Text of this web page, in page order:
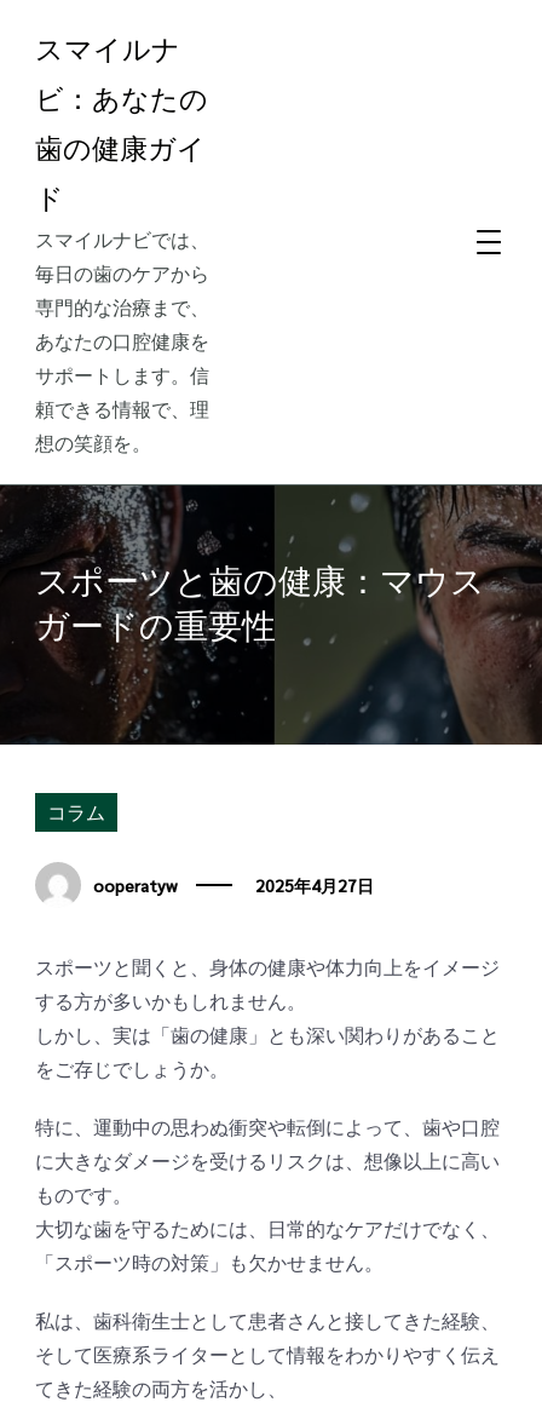
スマイルナ
ビ：あなたの
歯の健康ガイ
ド
スマイルナビでは、
毎日の歯のケアから
専門的な治療まで、
あなたの口腔健康を
サポートします。信
頼できる情報で、理
想の笑顔を。
スポーツと歯の健康：マウス
ガードの重要性
コラム
ooperatyw 2025年4月27日
スポーツと聞くと、身体の健康や体力向上をイメージ
する方が多いかもしれません。
しかし、実は「歯の健康」とも深い関わりがあること
をご存じでしょうか。
特に、運動中の思わぬ衝突や転倒によって、歯や口腔
に大きなダメージを受けるリスクは、想像以上に高い
ものです。
大切な歯を守るためには、日常的なケアだけでなく、
「スポーツ時の対策」も欠かせません。
私は、歯科衛生士として患者さんと接してきた経験、
そして医療系ライターとして情報をわかりやすく伝え
てきた経験の両方を活かし、